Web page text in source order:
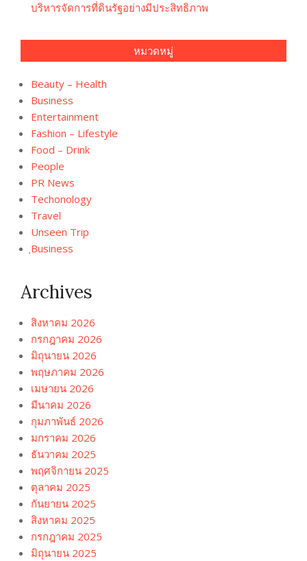
บริหารจัดการที่ดินรัฐอย่างมีประสิทธิภาพ
หมวดหมู่
Beauty – Health
Business
Entertainment
Fashion – Lifestyle
Food – Drink
People
PR News
Techonology
Travel
Unseen Trip
ฺBusiness
Archives
สิงหาคม 2026
กรกฎาคม 2026
มิถุนายน 2026
พฤษภาคม 2026
เมษายน 2026
มีนาคม 2026
กุมภาพันธ์ 2026
มกราคม 2026
ธันวาคม 2025
พฤศจิกายน 2025
ตุลาคม 2025
กันยายน 2025
สิงหาคม 2025
กรกฎาคม 2025
มิถุนายน 2025